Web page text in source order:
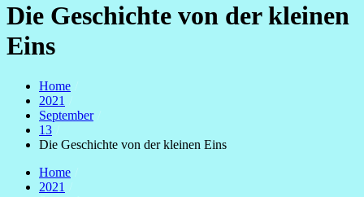
Die Geschichte von der kleinen
Eins
Home
2021
September
13
Die Geschichte von der kleinen Eins
Home
2021